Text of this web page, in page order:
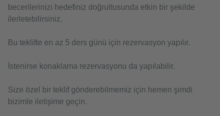
becerilerinizi hedefiniz doğrultusunda etkin bir şekilde
ilerletebilirsiniz.
Bu teklifte en az 5 ders günü için rezervasyon yapılır.
İstenirse konaklama rezervasyonu da yapılabilir.
Size özel bir teklif gönderebilmemiz için hemen şimdi
bizimle iletişime geçin.